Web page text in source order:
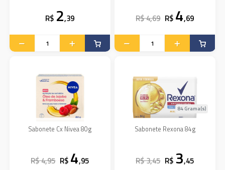
R$ 2,39 R$ 4,69 R$ 4,69
Sabonete Cx Nivea 80g
R$ 4,95 R$ 4,95
Sabonete Rexona 84g
84 Grama(s)
R$ 3,45 R$ 3,45